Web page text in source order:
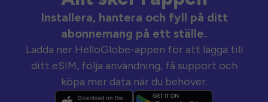
Installera, hantera och fyll på ditt
abonnemang på ett ställe.
Ladda ner HelloGlobe-appen för att lägga till
ditt eSIM, följa användning, få support och
köpa mer data när du behöver.